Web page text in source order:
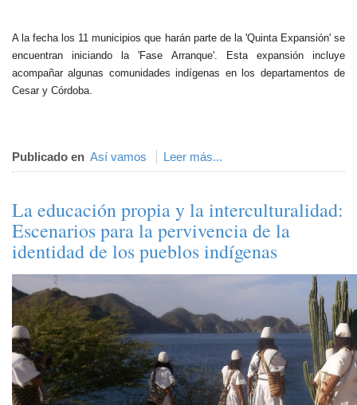
A la fecha los 11 municipios que harán parte de la 'Quinta Expansión' se
encuentran iniciando la 'Fase Arranque'. Esta expansión incluye
acompañar algunas comunidades indígenas en los departamentos de
Cesar y Córdoba.​
Publicado en Así vamos Leer más...
La educación propia y la interculturalidad:
Escenarios para la pervivencia de la
identidad de los pueblos indígenas